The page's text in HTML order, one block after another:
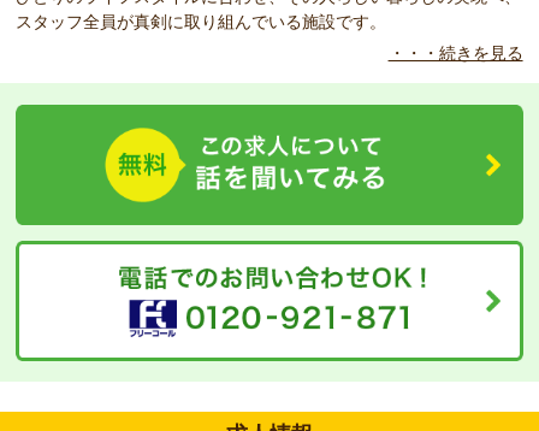
スタッフ全員が真剣に取り組んでいる施設です。
・・・続きを見る